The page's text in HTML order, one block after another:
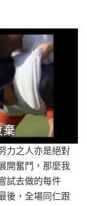
力之人亦是絕對
開奮鬥，那麼我
試去做的每件
後，全場同仁跟